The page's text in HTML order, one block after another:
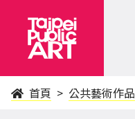
首頁 公共藝術作品